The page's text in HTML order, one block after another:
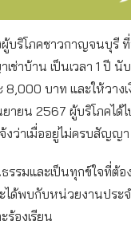
งผู้บริโภคชาวกาญจนบุรี
ช่าบ้าน เป็นเวลา 1 ปี
8,000 บาท และให้วา
ยน 2567 ผู้บริโภคได้
ว่าเมื่ออยู่ไม่ครบสัญญ
รรมและเป็นทุกข์ใจที่ต้
ได้พบกับหน่วยงานประ
ร้องเรียน